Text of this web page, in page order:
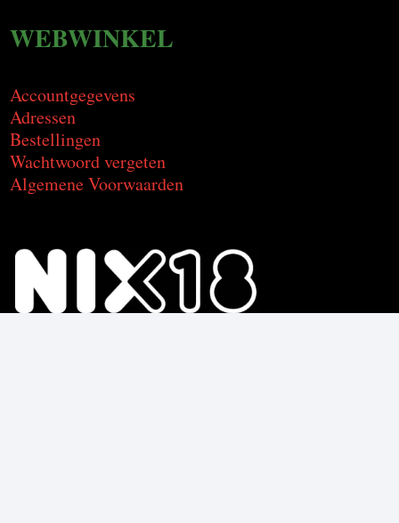
WEBWINKEL
Accountgegevens
Adressen
Bestellingen
Wachtwoord vergeten
Algemene Voorwaarden